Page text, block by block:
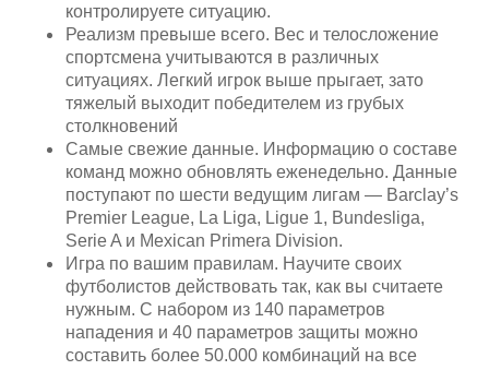
контролируете ситуацию.
Реализм превыше всего. Вес и телосложение
спортсмена учитываются в различных
ситуациях. Легкий игрок выше прыгает, зато
тяжелый выходит победителем из грубых
столкновений
Самые свежие данные. Информацию о составе
команд можно обновлять еженедельно. Данные
поступают по шести ведущим лигам — Barclay’s
Premier League, La Liga, Ligue 1, Bundesliga,
Serie A и Mexican Primera Division.
Игра по вашим правилам. Научите своих
футболистов действовать так, как вы считаете
нужным. С набором из 140 параметров
нападения и 40 параметров защиты можно
составить более 50.000 комбинаций на все